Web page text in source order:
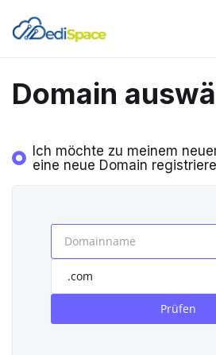
Domain
Ich möchte zu meinem
eine neue Domain
Prüfen